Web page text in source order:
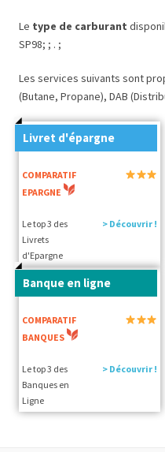
Le type de carburant
SP98; ; . ;
Les services suivants sont
(Butane, Propane), DAB
Livret d'épargne
COMPARATIF
EPARGNE
Le top 3 des
Livrets
d'Epargne
> Découvrir !
Banque en ligne
COMPARATIF
BANQUES
Le top 3 des
Banques en
Ligne
> Découvrir !